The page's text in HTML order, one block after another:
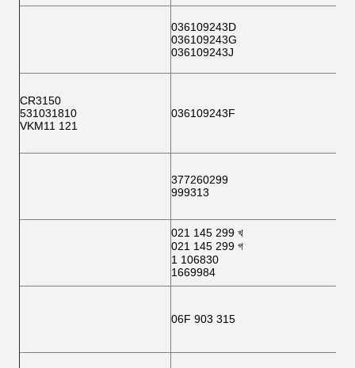
036109243D
036109243G
036109243J
CR3150
531031810
VKM11 121
036109243F
377260299
999313
021 145 299 খ
021 145 299 গ
1 106830
1669984
06F 903 315